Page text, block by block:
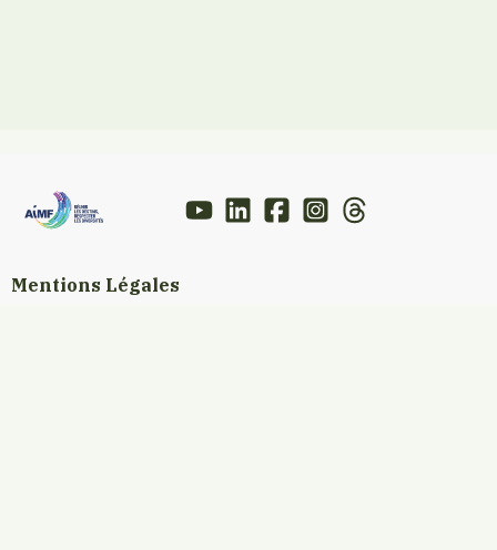
Mentions Légales